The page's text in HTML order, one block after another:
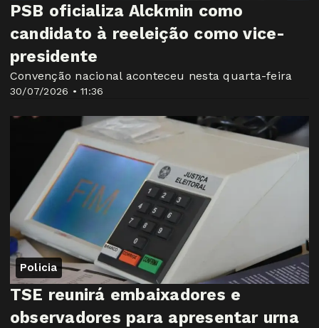
30/07/2026 • 11:36
PSB oficializa Alckmin como
candidato à reeleição como vice-
presidente
Convenção nacional aconteceu nesta quarta-feira
Policia
TSE reunirá embaixadores e
observadores para apresentar urna